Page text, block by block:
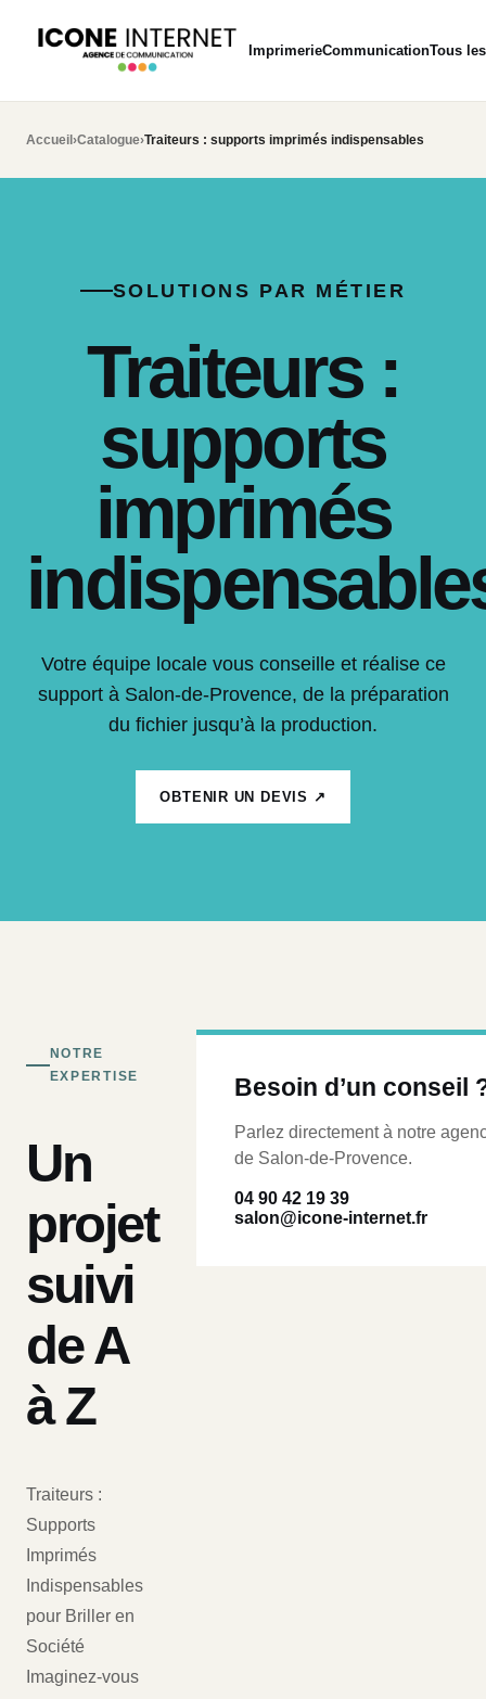
ImprimerieCommunicationTous
Accueil ›Catalogue›Traiteurs : supports imprimés indispensables
SOLUTIONS PAR MÉTIER
Traiteurs :
supports
imprimés
Votre équipe locale vous conseille et réalise ce
support à Salon-de-Provence, de la préparation
du fichier jusqu’à la production.
OBTENIR UN DEVIS ↗
NOTRE
EXPERTISE
Un
projet
suivi
de A
à Z
Traiteurs :
Supports
Imprimés
Indispensables
pour Briller en
Société
Imaginez-vous
Besoin d’un conseil
Parlez directement à notre
de Salon-de-Provence.
04 90 42 19 39
salon@icone-internet.fr